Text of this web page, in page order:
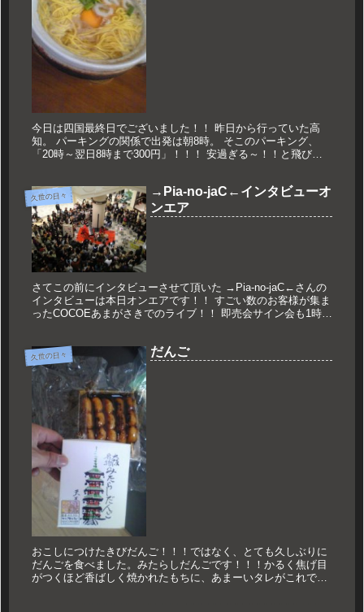
今日は四国最終日でございました！！ 昨日から行っていた高
知。 パーキングの関係で出発は朝8時。 そこのパーキング、
「20時～翌日8時まで300円」！！！ 安過ぎる～！！と飛びつ
久世の日々
→Pia-no-jaC←インタビューオ
ンエア
さてこの前にインタビューさせて頂いた →Pia-no-jaC←さんの
インタビューは本日オンエアです！！ すごい数のお客様が集ま
ったCOCOEあまがさきでのライブ！！ 即売会サイン会も1時間
久世の日々 だんご
おこしにつけたきびだんご！！！ではなく、とても久しぶりに
だんごを食べました。みたらしだんごです！！！かるく焦げ目
がつくほど香ばしく焼かれたもちに、あまーいタレがこれでも